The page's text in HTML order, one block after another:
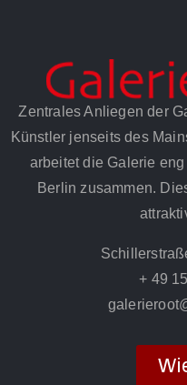
Zentrales Anliegen der
Künstler jenseits des
arbeitet die Galerie
Berlin zusammen.
+ 49